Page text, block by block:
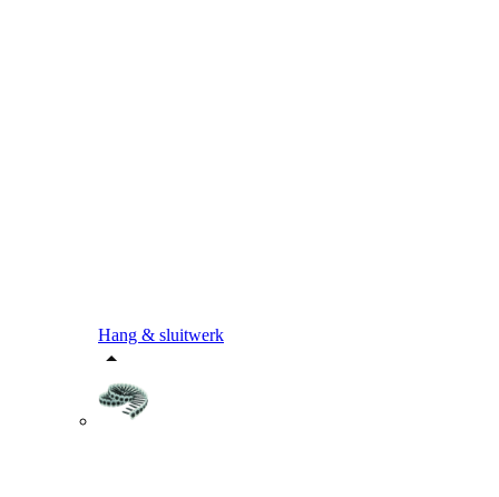
Hang & sluitwerk